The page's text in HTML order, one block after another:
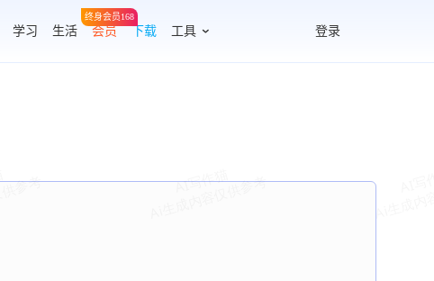
学习 生活
终身会员168
会员 下载 工具 登录